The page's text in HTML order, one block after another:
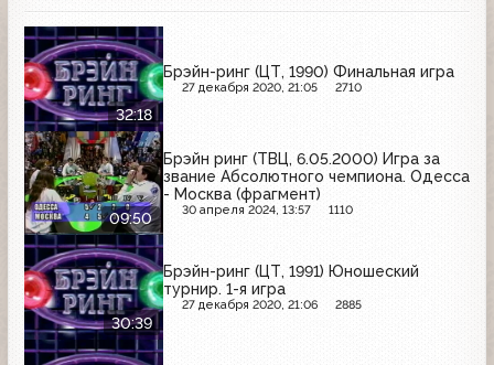
32:18
Брэйн-ринг (ЦТ, 1990) Финальная игра
27 декабря 2020, 21:05 2710
09:50
Брэйн ринг (ТВЦ, 6.05.2000) Игра за
звание Абсолютного чемпиона. Одесса
- Москва (фрагмент)
30 апреля 2024, 13:57 1110
30:39
Брэйн-ринг (ЦТ, 1991) Юношеский
турнир. 1-я игра
27 декабря 2020, 21:06 2885